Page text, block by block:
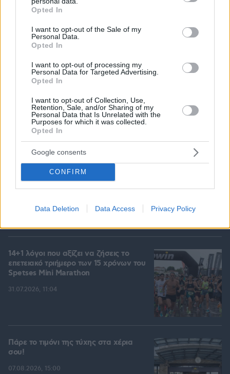
grant or deny consent to Google and its third-party tags to
use your data for below specified purposes in below Google
consent section.
Opted In
I want to opt-out of the Sale of my
Personal Data.
Opted In
I want to opt-out of processing my
Personal Data for Targeted Advertising.
Opted In
I want to opt-out of Collection, Use,
Retention, Sale, and/or Sharing of my
Personal Data that Is Unrelated with the
Purposes for which it was collected.
Opted In
Google consents
CONFIRM
Data Deletion Data Access Privacy Policy
Ο ένας άνθρωπος που η βασίλισσα Ελισάβετ δεν
θα άφηνε ποτέ να περιμένει στο τηλέφωνο
07.08.2026, 14:00
To video του Travel.gr από το ταξίδι
στα Βόρεια Άγραφα: Φιλόξενοι
Άνθρωποι, ανόθευτη Φύση
14+1 λόγοι που αξίζει να ζήσεις το
επετειακό τριήμερο των 15 χρόνων του
Spetses Mini Marathon
31.07.2026, 11:04
Πάρε το τιμόνι της τύχης στα χέρια
σου!
07.08.2026, 15:00